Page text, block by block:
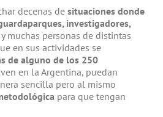
decenas de situaciones donde
investigadores,
y muchas personas de distintas
en sus actividades se
de alguno de los 250
en la Argentina, puedan
sencilla pero al mismo
para que tengan